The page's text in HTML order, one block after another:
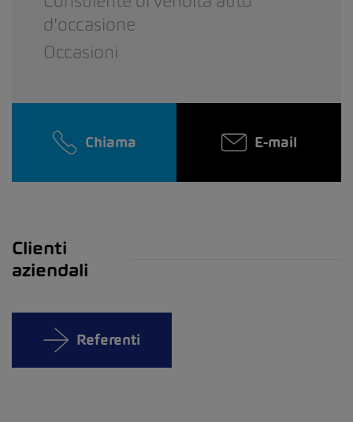
d'occasione
Occasioni
Chiama E-mail
Clienti
aziendali
Referenti